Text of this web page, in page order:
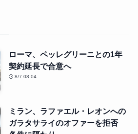
ローマ、ペッレグリーニとの1年
契約延長で合意へ
8/7 08:04
ミラン、ラファエル・レオンへの
ガラタサライのオファーを拒否